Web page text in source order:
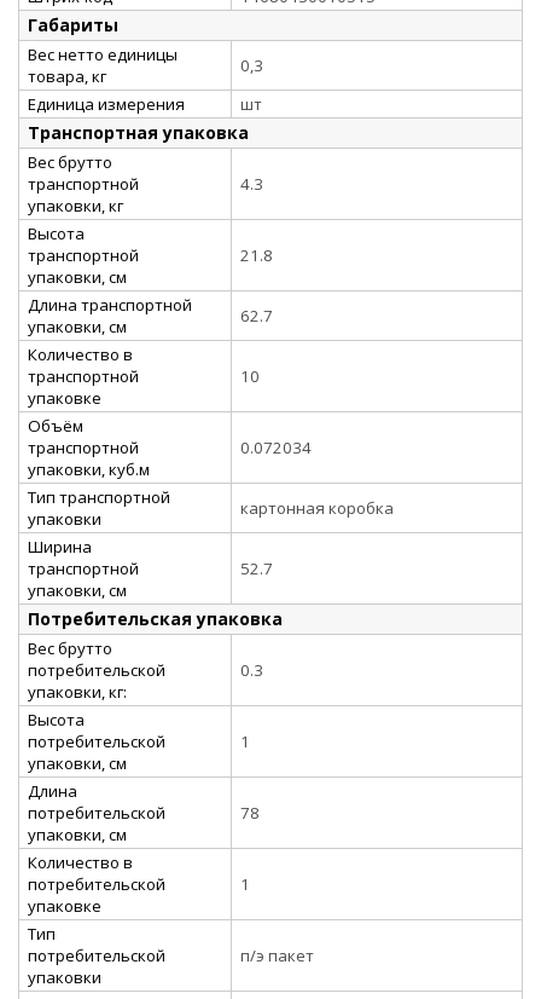
Габариты
Вес нетто единицы
товара, кг
0,3
Единица измерения
шт
Транспортная упаковка
Вес брутто
транспортной
упаковки, кг
4.3
Высота
транспортной
упаковки, см
21.8
Длина транспортной
упаковки, см
62.7
Количество в
транспортной
упаковке
10
Объём
транспортной
упаковки, куб.м
0.072034
Тип транспортной
упаковки
картонная коробка
Ширина
транспортной
упаковки, см
52.7
Потребительская упаковка
Вес брутто
потребительской
упаковки, кг:
0.3
Высота
потребительской
упаковки, см
1
Длина
потребительской
упаковки, см
78
Количество в
потребительской
упаковке
1
Тип
потребительской
упаковки
п/э пакет